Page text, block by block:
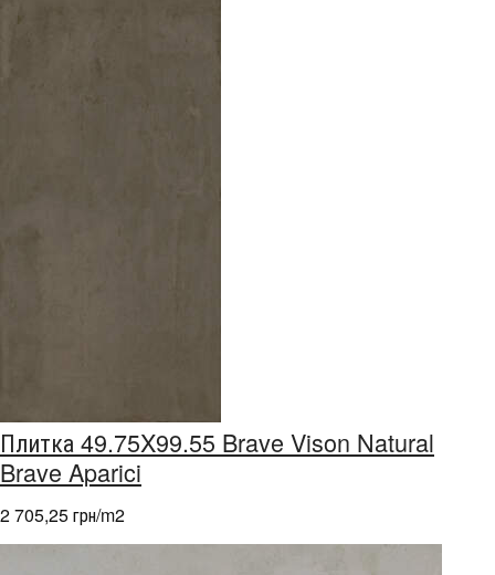
Плитка 49.75X99.55 Brave Vison Natural
Brave Aparici
2 705,25 грн/m2